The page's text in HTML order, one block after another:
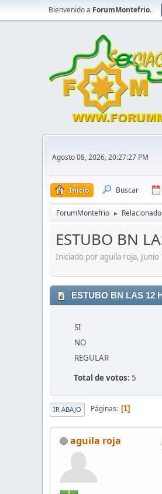
Bienvenido a ForumMontefrio.
Agosto 08, 2026, 20:27:27 PM
Inicio Buscar
ForumMontefrio ►
ESTUBO BN
Iniciado por aguila roja,
ESTUBO BN LAS 12
SI
NO
REGULAR
Total de votos: 5
IR ABAJO Páginas 1
aguila roja